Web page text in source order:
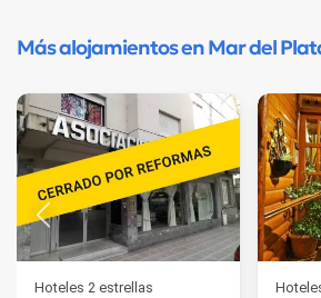
Más alojamientos en Mar del
Hoteles 2 estrellas